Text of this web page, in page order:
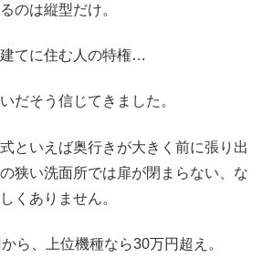
のは縦型だけ。
てに住む人の特権…
だそう信じてきました。
といえば奥行きが大きく前に張り出
狭い洗面所では扉が閉まらない、な
くありません。
ら、上位機種なら30万円超え。